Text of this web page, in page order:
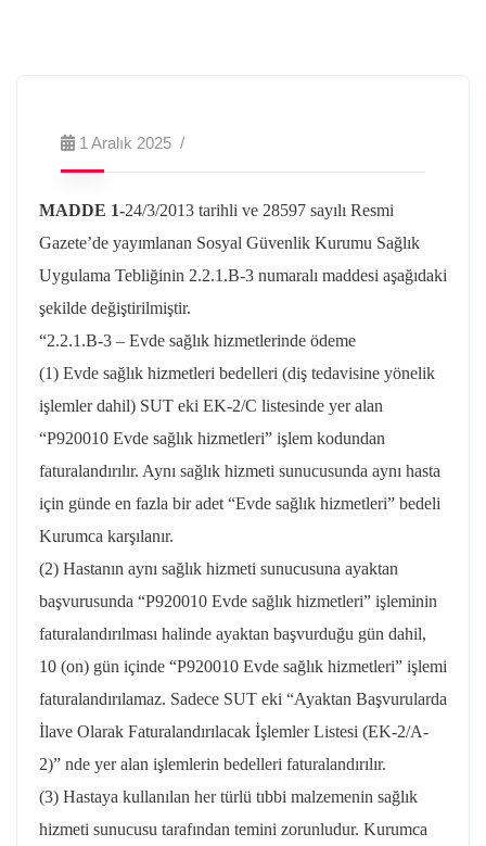
1 Aralık 2025
MADDE 1-24/3/2013 tarihli ve 28597 sayılı Resmi
Gazete’de yayımlanan Sosyal Güvenlik Kurumu Sağlık
Uygulama Tebliğinin 2.2.1.B-3 numaralı maddesi aşağıdaki
şekilde değiştirilmiştir.
“2.2.1.B-3 – Evde sağlık hizmetlerinde ödeme
(1) Evde sağlık hizmetleri bedelleri (diş tedavisine yönelik
işlemler dahil) SUT eki EK-2/C listesinde yer alan
“P920010 Evde sağlık hizmetleri” işlem kodundan
faturalandırılır. Aynı sağlık hizmeti sunucusunda aynı hasta
için günde en fazla bir adet “Evde sağlık hizmetleri” bedeli
Kurumca karşılanır.
(2) Hastanın aynı sağlık hizmeti sunucusuna ayaktan
başvurusunda “P920010 Evde sağlık hizmetleri” işleminin
faturalandırılması halinde ayaktan başvurduğu gün dahil,
10 (on) gün içinde “P920010 Evde sağlık hizmetleri” işlemi
faturalandırılamaz. Sadece SUT eki “Ayaktan Başvurularda
İlave Olarak Faturalandırılacak İşlemler Listesi (EK-2/A-
2)” nde yer alan işlemlerin bedelleri faturalandırılır.
(3) Hastaya kullanılan her türlü tıbbi malzemenin sağlık
hizmeti sunucusu tarafından temini zorunludur. Kurumca